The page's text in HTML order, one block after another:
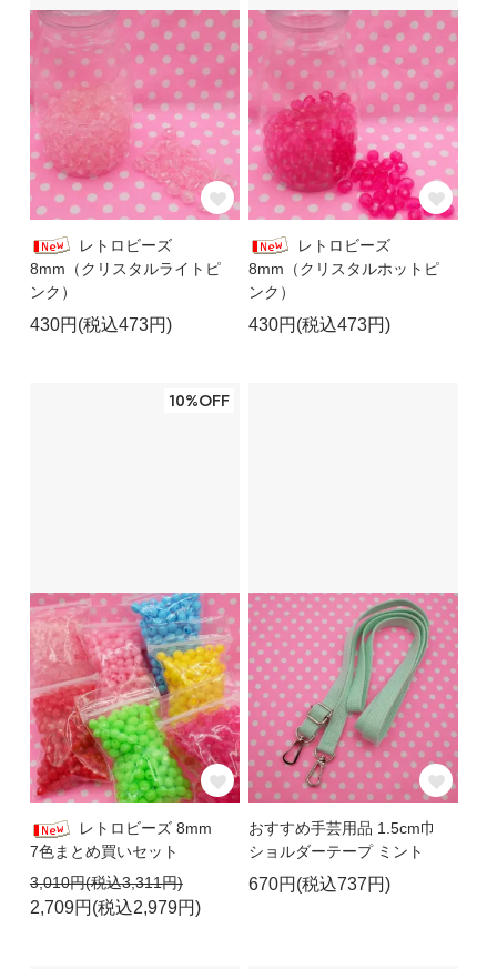
レトロビーズ
8mm（クリスタルライトピ
ンク）
430円(税込473円)
レトロビーズ
8mm（クリスタルホットピ
ンク）
430円(税込473円)
10%OFF
レトロビーズ 8mm
7色まとめ買いセット
3,010円(税込3,311円)
2,709円(税込2,979円)
おすすめ手芸用品 1.5cm巾
ショルダーテープ ミント
670円(税込737円)